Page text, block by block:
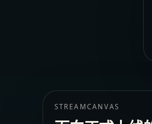
STREAMCANVAS